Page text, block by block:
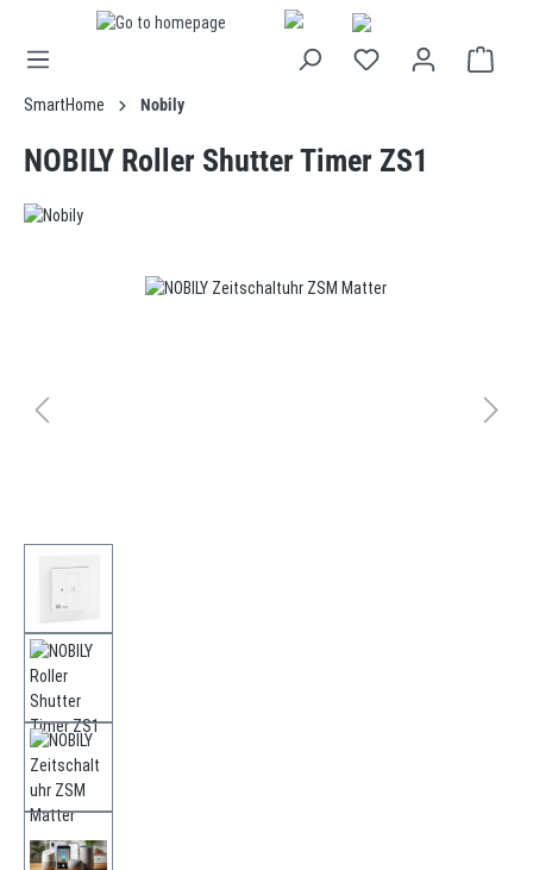
SmartHome Nobily
NOBILY Roller Shutter Timer ZS1